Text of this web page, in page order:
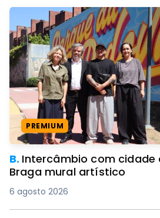
PREMIUM
B. Intercâmbio com cidade de Cali
Braga mural artístico
6 agosto 2026